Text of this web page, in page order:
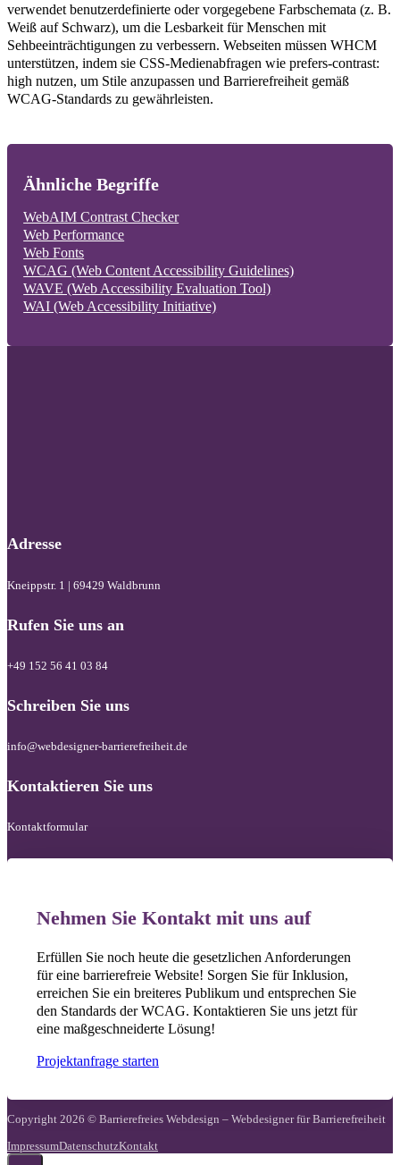
verwendet benutzerdefinierte oder vorgegebene Farbschemata (z. B.
Weiß auf Schwarz), um die Lesbarkeit für Menschen mit
Sehbeeinträchtigungen zu verbessern. Webseiten müssen WHCM
unterstützen, indem sie CSS-Medienabfragen wie prefers-contrast:
high nutzen, um Stile anzupassen und Barrierefreiheit gemäß
WCAG-Standards zu gewährleisten.
Ähnliche Begriffe
WebAIM Contrast Checker
Web Performance
Web Fonts
WCAG (Web Content Accessibility Guidelines)
WAVE (Web Accessibility Evaluation Tool)
WAI (Web Accessibility Initiative)
Adresse
Kneippstr. 1 | 69429 Waldbrunn
Rufen Sie uns an
+49 152 56 41 03 84
Schreiben Sie uns
info@webdesigner-barrierefreiheit.de
Kontaktieren Sie uns
Kontaktformular
Nehmen Sie Kontakt mit uns auf
Erfüllen Sie noch heute die gesetzlichen Anforderungen
für eine barrierefreie Website! Sorgen Sie für Inklusion,
erreichen Sie ein breiteres Publikum und entsprechen Sie
den Standards der WCAG. Kontaktieren Sie uns jetzt für
eine maßgeschneiderte Lösung!
Projektanfrage starten
Copyright 2026 © Barrierefreies Webdesign – Webdesigner für Barrierefreiheit
ImpressumDatenschutzKontakt